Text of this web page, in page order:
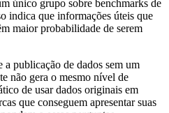
único grupo sobre benchmarks de
indica que informações úteis que
maior probabilidade de serem
a publicação de dados sem um
não gera o mesmo nível de
de usar dados originais em
que conseguem apresentar suas